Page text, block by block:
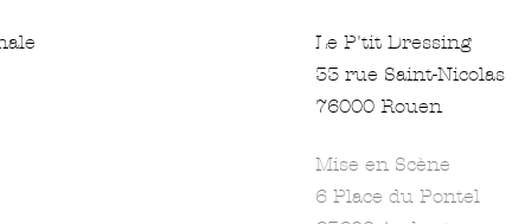
Le P'tit Dressing
33 rue Saint-Nicolas
76000 Rouen
Mise en Scène
6 Place du Pontel